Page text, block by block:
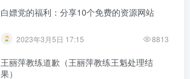
白嫖党的福利：分享10个免费的资源网站
2023年3月5日 17:15 8813
王丽萍教练道歉（王丽萍教练王魁处理结
果）